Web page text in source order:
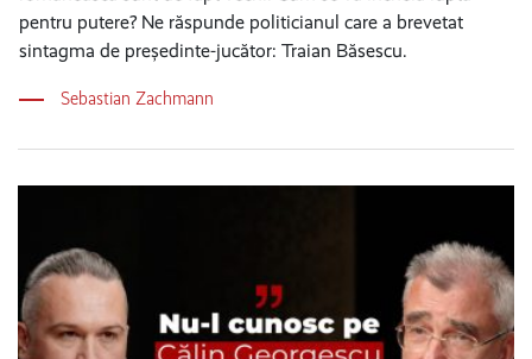
pentru putere? Ne răspunde politicianul care a brevetat
sintagma de președinte-jucător: Traian Băsescu.
Sebastian Zachmann